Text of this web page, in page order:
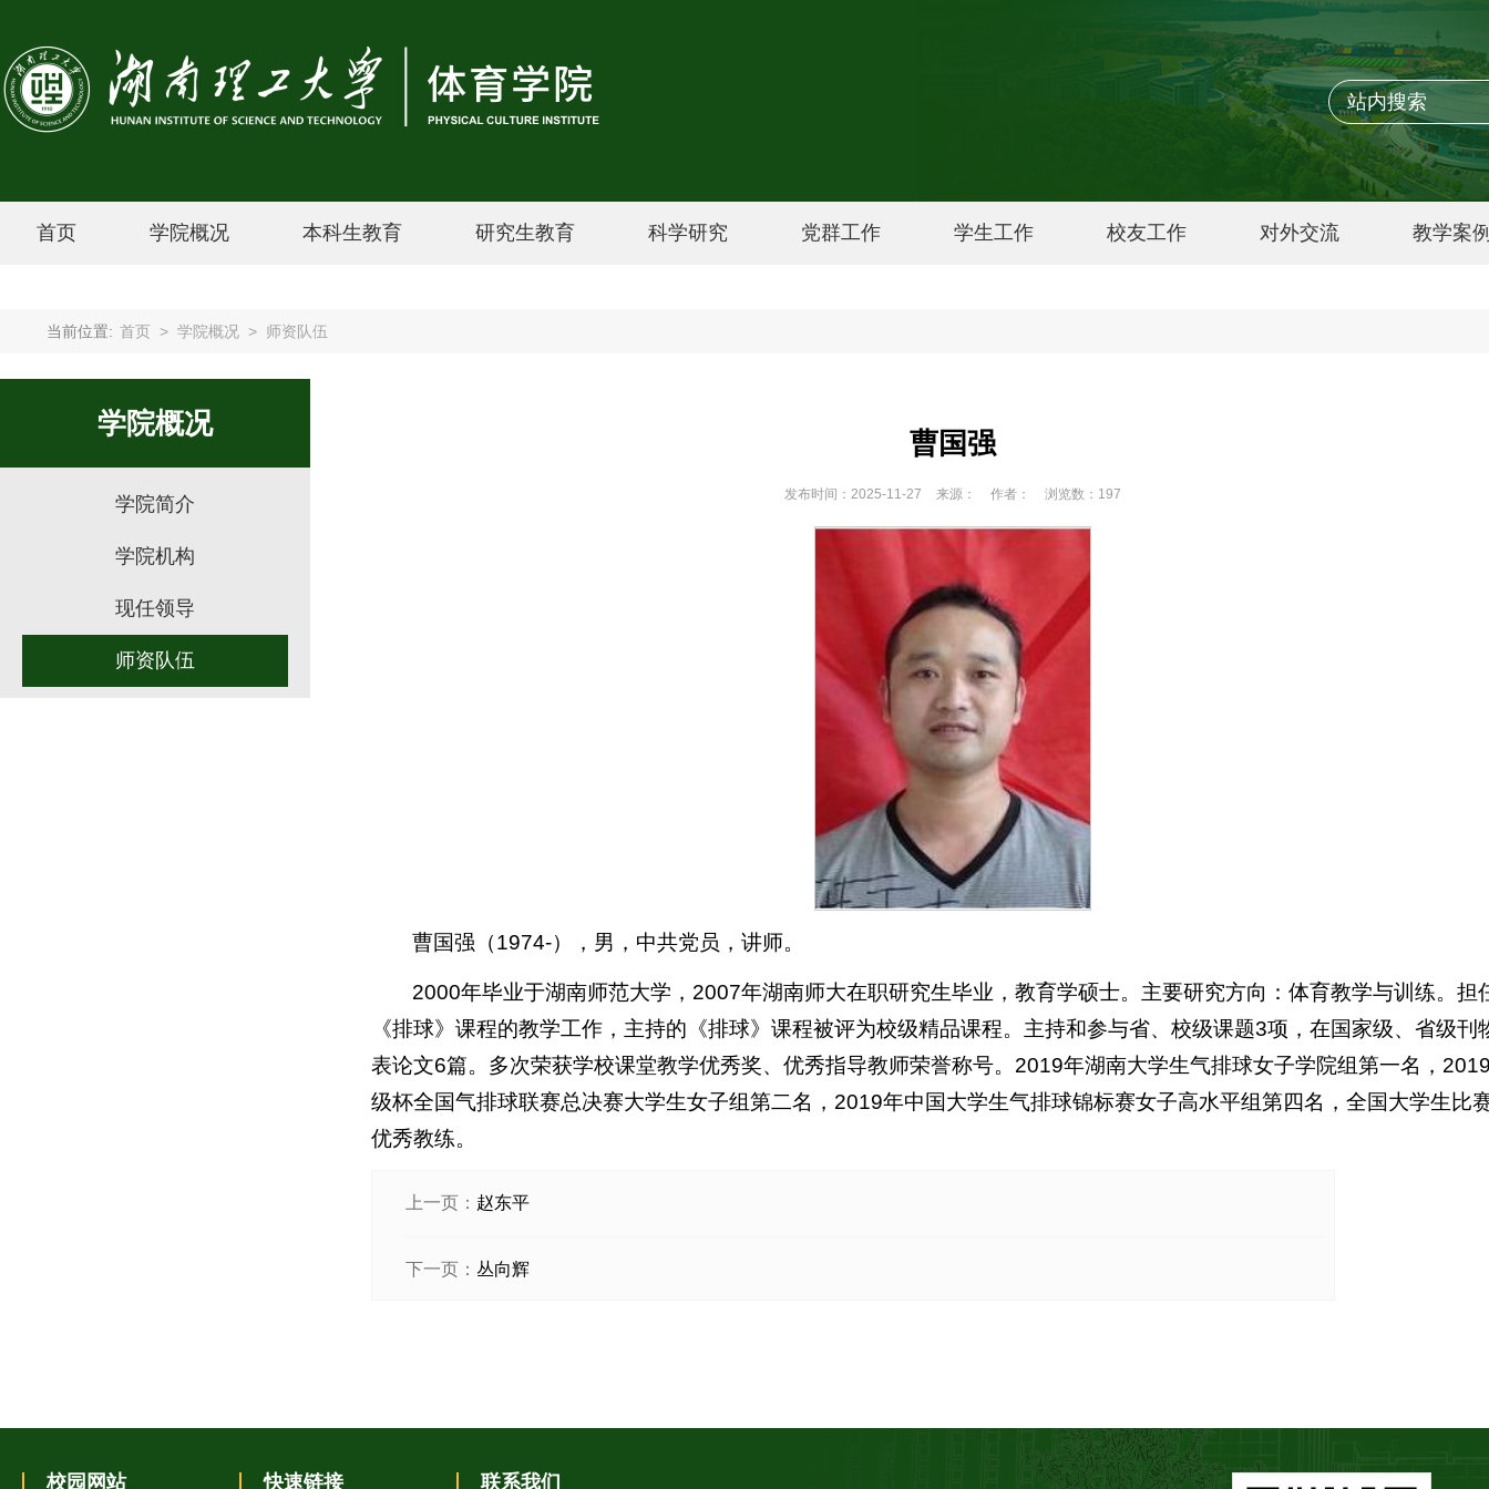
首页 学院概况 本科生教育 研究生教育 科学研究 党群工作 学生工作 校友工作 对外交流 教学案
当前位置: 首页 > 学院概况 > 师资队伍
学院概况
学院简介
学院机构
现任领导
师资队伍
曹国强
发布时间：2025-11-27 来源： 作者： 浏览数： 197
曹国强（1974-），男，中共党员，讲师。
2000年毕业于湖南师范大学，2007年湖南师大在职研究生毕业，教育学硕士。主要研究方向：体育教学与训练。担
《排球》课程的教学工作，主持的《排球》课程被评为校级精品课程。主持和参与省、校级课题3项，在国家级、省级刊
表论文6篇。多次荣获学校课堂教学优秀奖、优秀指导教师荣誉称号。2019年湖南大学生气排球女子学院组第一名，
级杯全国气排球联赛总决赛大学生女子组第二名，2019年中国大学生气排球锦标赛女子高水平组第四名，全国大学生比
优秀教练。
上一页： 赵东平
下一页： 丛向辉
校园网站 快速链接 联系我们